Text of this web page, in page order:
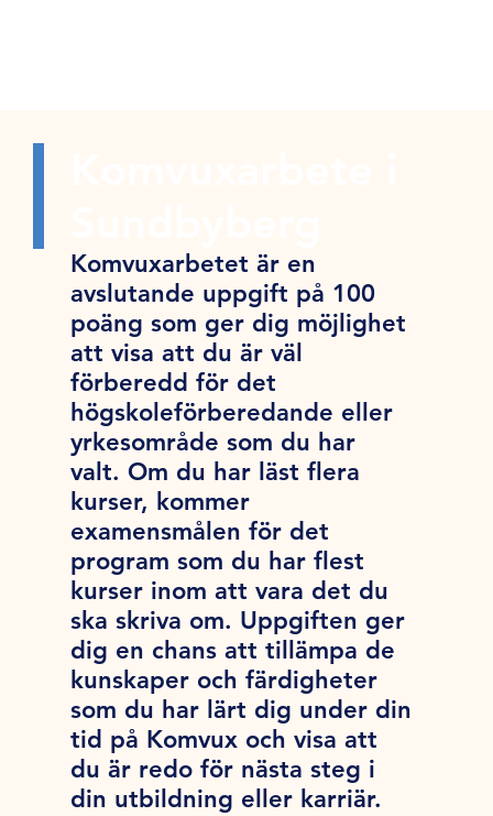
Komvuxarbetet är en
avslutande uppgift på 100
poäng som ger dig möjlighet
att visa att du är väl
förberedd för det
högskoleförberedande eller
yrkesområde som du har
valt. Om du har läst flera
kurser, kommer
examensmålen för det
program som du har flest
kurser inom att vara det du
ska skriva om. Uppgiften ger
dig en chans att tillämpa de
kunskaper och färdigheter
som du har lärt dig under din
tid på Komvux och visa att
du är redo för nästa steg i
din utbildning eller karriär.